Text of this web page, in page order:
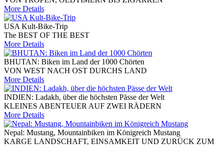
More Details
USA Kult-Bike-Trip
The BEST OF THE BEST
More Details
BHUTAN: Biken im Land der 1000 Chörten
VON WEST NACH OST DURCHS LAND
More Details
INDIEN: Ladakh, über die höchsten Pässe der Welt
KLEINES ABENTEUER AUF ZWEI RÄDERN
More Details
Nepal: Mustang, Mountainbiken im Königreich Mustang
KARGE LANDSCHAFT, EINSAMKEIT UND ZURÜCK ZUM